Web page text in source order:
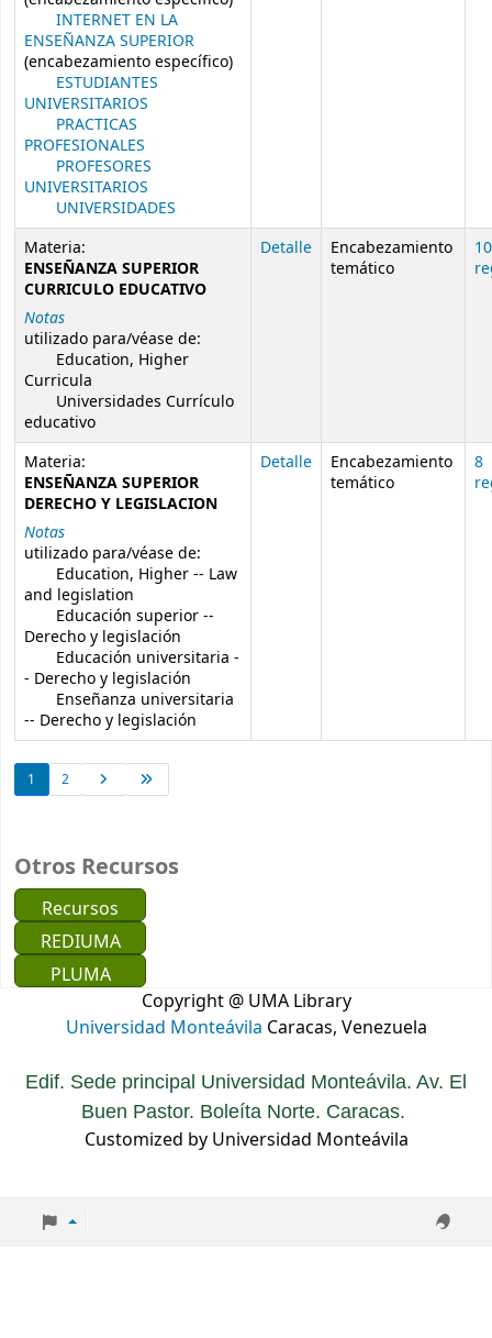
Otros Recursos
Recursos
REDIUMA
PLUMA
INTERNET EN LA
ENSEÑANZA SUPERIOR
(encabezamiento específico)
ESTUDIANTES
UNIVERSITARIOS
PRACTICAS
PROFESIONALES
PROFESORES
UNIVERSITARIOS
UNIVERSIDADES
Materia:
ENSEÑANZA SUPERIOR
CURRICULO EDUCATIVO
Notas
utilizado para/véase de:
Education, Higher
Curricula
Universidades Currículo
educativo
Detalle
Encabezamiento
temático
10
Materia:
ENSEÑANZA SUPERIOR
DERECHO Y LEGISLACION
Notas
utilizado para/véase de:
Education, Higher -- Law
and legislation
Educación superior --
Derecho y legislación
Educación universitaria -
- Derecho y legislación
Enseñanza universitaria
-- Derecho y legislación
Detalle
Encabezamiento
temático
8
1 2
Copyright @ UMA Library
Universidad Monteávila Caracas, Venezuela
Edif. Sede principal Universidad Monteávila. Av. El
Buen Pastor. Boleíta Norte. Caracas.
Customized by Universidad Monteávila